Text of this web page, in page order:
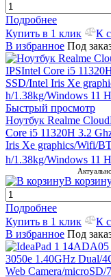
Подробнее
Купить в 1 клик
К
В избранное Под
Быстрый просмотр
Ноутбук Realme
Core i5 11320H 3.2
Iris Xe graphics/Wifi/
h/1.38kg/Windows 11
В
Подробнее
Купить в 1 клик
К
В избранное Под